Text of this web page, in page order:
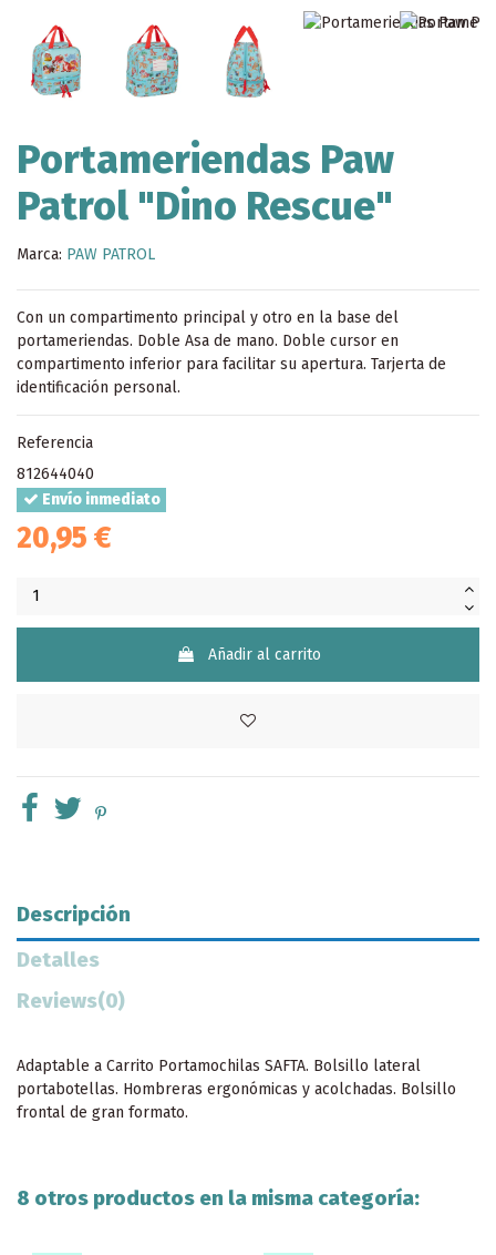
Portameriendas Paw
Patrol "Dino Rescue"
Marca: PAW PATROL
Con un compartimento principal y otro en la base del
portameriendas. Doble Asa de mano. Doble cursor en
compartimento inferior para facilitar su apertura. Tarjerta de
identificación personal.
Referencia
812644040
Envío inmediato
20,95 €
Añadir al carrito
Descripción
Detalles
Reviews(0)
Adaptable a Carrito Portamochilas SAFTA. Bolsillo lateral
portabotellas. Hombreras ergonómicas y acolchadas. Bolsillo
frontal de gran formato.
8 otros productos en la misma categoría: